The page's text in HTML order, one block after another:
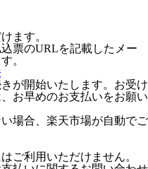
ます。
票のURLを記載したメー
。
が開始いたします。お受け
お早めのお支払いをお願い
場合、楽天市場が自動でご
ご利用いただけません。